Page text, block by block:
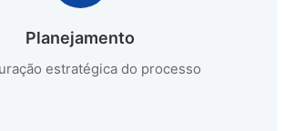
Planejamento
estratégica do processo